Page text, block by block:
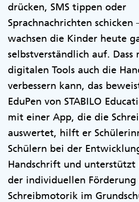
drücken, SMS tippen oder
Sprachnachrichten schicken
wachsen die Kinder heute
selbstverständlich auf. Dass
digitalen Tools auch die
verbessern kann, das
EduPen von STABILO
mit einer App, die die
auswertet, hilft er
Schülern bei der
Handschrift und unterstützt
der individuellen Förderung
Schreibmotorik im